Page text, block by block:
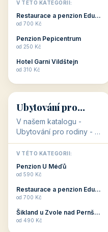
dovolenou přímo
souvisejí. Aktivní
odpočinek jso...
V TÉTO KATEGORII:
Restaurace a penzion Eduard
od 700 Kč
Penzion Pepicentrum
od 250 Kč
Hotel Garni Vildštejn
od 310 Kč
👨‍👩‍👧‍👦
34 objektů
Ubytování pro
rodiny
V našem katalogu -
Ubytování pro rodiny -
jsou pro Vás připraveny
objekty, které svojí
polohou či vybaveností,
nabízí klidné ubytování
V TÉTO KATEGORII:
Penzion U Méďů
od 590 Kč
Restaurace a penzion Eduard
od 700 Kč
Šikland u Zvole nad Pernštejnem
od 490 Kč
💕